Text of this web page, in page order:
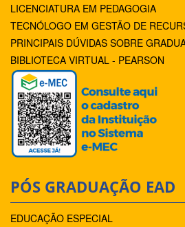
LICENCIATURA EM PEDAGOGIA
TECNÓLOGO EM GESTÃO DE
PRINCIPAIS DÚVIDAS SOBRE
BIBLIOTECA VIRTUAL - PEARSON
PÓS GRADUAÇÃO EAD
EDUCAÇÃO ESPECIAL